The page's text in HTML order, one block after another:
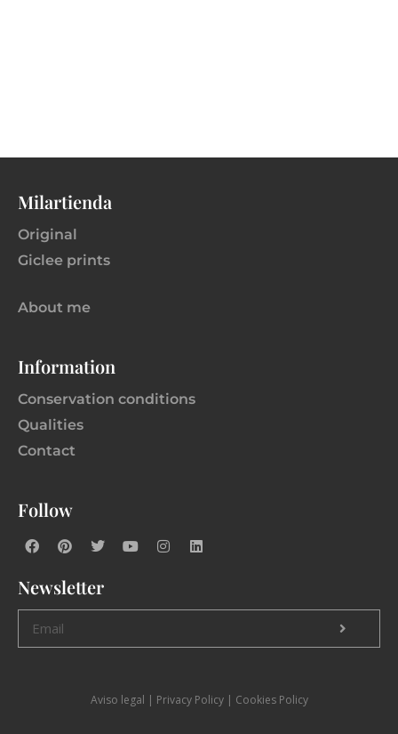
Milartienda
Original
Giclee prints
About me
Information
Conservation conditions
Qualities
Contact
Follow
Newsletter
Aviso legal | Privacy Policy | Cookies Policy